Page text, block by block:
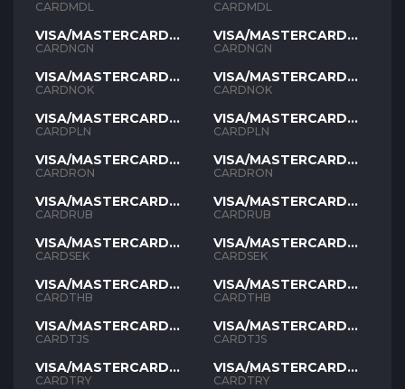
MDL
CARDMDL
VISA/MASTERCARD
NGN
CARDNGN
VISA/MASTERCARD
NOK
CARDNOK
VISA/MASTERCARD
PLN
CARDPLN
VISA/MASTERCARD
RON
CARDRON
VISA/MASTERCARD
RUB
CARDRUB
VISA/MASTERCARD
SEK
CARDSEK
VISA/MASTERCARD
THB
CARDTHB
VISA/MASTERCARD
TJS
CARDTJS
VISA/MASTERCARD
TYR
CARDTRY
MDL
CARDMDL
VISA/MASTERCARD
NGN
CARDNGN
VISA/MASTERCARD
NOK
CARDNOK
VISA/MASTERCARD
PLN
CARDPLN
VISA/MASTERCARD
RON
CARDRON
VISA/MASTERCARD
RUB
CARDRUB
VISA/MASTERCARD
SEK
CARDSEK
VISA/MASTERCARD
THB
CARDTHB
VISA/MASTERCARD
TJS
CARDTJS
VISA/MASTERCARD
TYR
CARDTRY